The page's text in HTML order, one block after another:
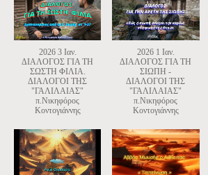
2026 3 Ιαν.
ΔΙΑΛΟΓΟΣ ΓΙΑ ΤΗ
ΣΩΣΤΗ ΦΙΛΙΑ.
ΔΙΑΛΟΓΟΙ ΤΗΣ
"ΓΑΛΙΛΑΙΑΣ"
π.Νικηφόρος
Κοντογιάννης
2026 1 Ιαν.
ΔΙΑΛΟΓΟΣ ΓΙΑ ΤΗ
ΣΙΩΠΗ -
ΔΙΑΛΟΓΟΙ ΤΗΣ
"ΓΑΛΙΛΑΙΑΣ"
π.Νικηφόρος
Κοντογιάννης